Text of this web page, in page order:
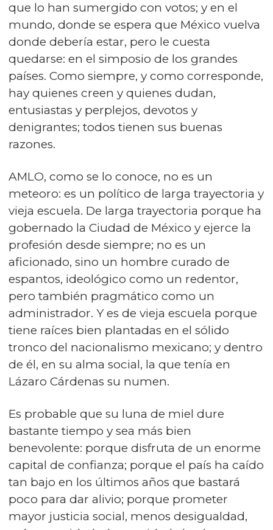
que lo han sumergido con votos; y en el
mundo, donde se espera que México vuelva
donde debería estar, pero le cuesta
quedarse: en el simposio de los grandes
países. Como siempre, y como corresponde,
hay quienes creen y quienes dudan,
entusiastas y perplejos, devotos y
denigrantes; todos tienen sus buenas
razones.
AMLO, como se lo conoce, no es un
meteoro: es un político de larga trayectoria y
vieja escuela. De larga trayectoria porque ha
gobernado la Ciudad de México y ejerce la
profesión desde siempre; no es un
aficionado, sino un hombre curado de
espantos, ideológico como un redentor,
pero también pragmático como un
administrador. Y es de vieja escuela porque
tiene raíces bien plantadas en el sólido
tronco del nacionalismo mexicano; y dentro
de él, en su alma social, la que tenía en
Lázaro Cárdenas su numen.
Es probable que su luna de miel dure
bastante tiempo y sea más bien
benevolente: porque disfruta de un enorme
capital de confianza; porque el país ha caído
tan bajo en los últimos años que bastará
poco para dar alivio; porque prometer
mayor justicia social, menos desigualdad,